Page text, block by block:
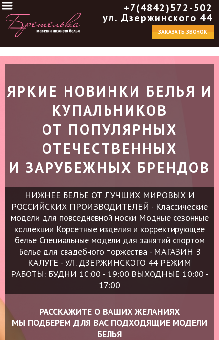
+7(4842)572-502
ул. Дзержинского 44
ЗАКАЗАТЬ ЗВОНОК
ЯРКИЕ НОВИНКИ БЕЛЬЯ И
КУПАЛЬНИКОВ
ОТ ПОПУЛЯРНЫХ
ОТЕЧЕСТВЕННЫХ
И ЗАРУБЕЖНЫХ БРЕНДОВ
НИЖНЕЕ БЕЛЬЁ ОТ ЛУЧШИХ МИРОВЫХ И
РОССИЙСКИХ ПРОИЗВОДИТЕЛЕЙ - Классические
модели для повседневной носки Модные сезонные
коллекции Корсетные изделия и корректирующее
бельеСпециальные модели для занятий спортом
Белье для свадебного торжества -МАГАЗИН В
КАЛУГЕ - УЛ. ДЗЕРЖИНСКОГО 44 РЕЖИМ
РАБОТЫ: БУДНИ 10:00 - 19:00 ВЫХОДНЫЕ 10:00 -
17:00
РАССКАЖИТЕ О ВАШИХ ЖЕЛАНИЯХ
МЫ ПОДБЕРЁМ ДЛЯ ВАС ПОДХОДЯЩИЕ МОДЕЛИ
БЕЛЬЯ